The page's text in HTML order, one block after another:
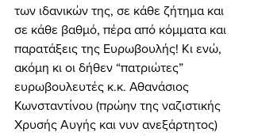
των ιδανικών της, σε κάθε ζήτημα και
σε κάθε βαθμό, πέρα από κόμματα και
παρατάξεις της Ευρωβουλής! Κι ενώ,
ακόμη κι οι δήθεν “πατριώτες”
ευρωβουλευτές κ.κ. Αθανάσιος
Κωνσταντίνου (πρώην της ναζιστικής
Χρυσής Αυγής και νυν ανεξάρτητος)